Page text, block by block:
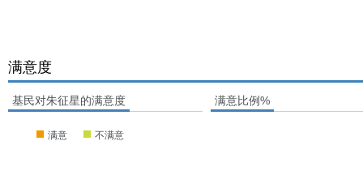
满意度
基民对朱征星的满意度
满意 不满意
满意比例%